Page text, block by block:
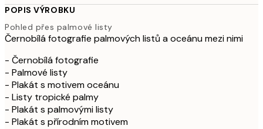
POPIS VÝROBKU
Pohled přes palmové listy
Černobílá fotografie palmových listů a oceánu mezi nimi
- Černobílá fotografie
- Palmové listy
- Plakát s motivem oceánu
- Listy tropické palmy
- Plakát s palmovými listy
- Plakát s přírodním motivem